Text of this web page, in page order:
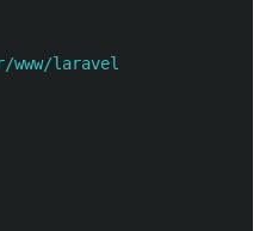
laravel